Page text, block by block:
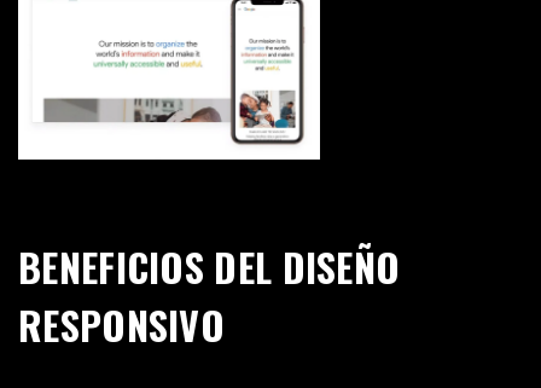
BENEFICIOS DEL DISEÑO
RESPONSIVO